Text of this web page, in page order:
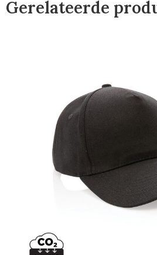
Gerelateerde